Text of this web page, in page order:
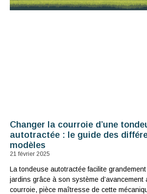
Changer la courroie d’une
autotractée : le guide des
modèles
21 février 2025
La tondeuse autotractée facilite grandement
jardins grâce à son système d’avancement
courroie, pièce maîtresse de cette